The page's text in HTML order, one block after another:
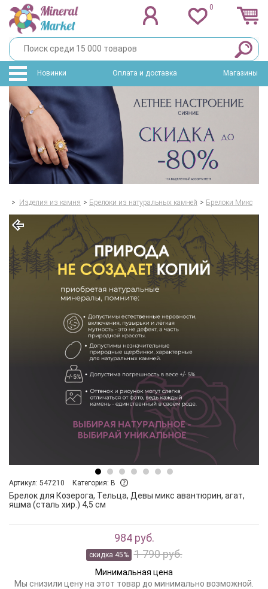
0
Новинки Оплата и доставка Магазины
> Изделия из камня > Брелоки из натуральных камней > Брелоки Микс
Артикул: 547210 Категория: B
Брелок для Козерога, Тельца, Девы микс авантюрин, агат,
яшма (сталь хир.) 4,5 см
984 руб.
скидка 45% 1 790 руб.
Минимальная цена
Мы снизили цену на этот товар до минимально возможной.